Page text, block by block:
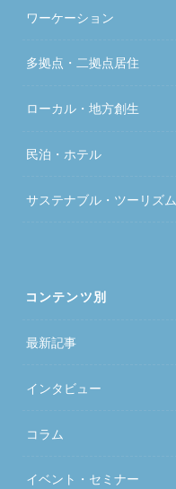
ワーケーション
多拠点・二拠点居住
ローカル・地方創生
民泊・ホテル
サステナブル・ツーリズム
コンテンツ別
最新記事
インタビュー
コラム
イベント・セミナー